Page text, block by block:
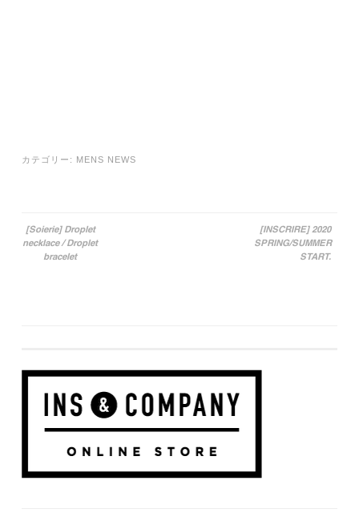
カテゴリー: MENS NEWS
投稿ナビゲーション
[Soierie] Droplet
necklace / Droplet
bracelet
[INSCRIRE] 2020
SPRING/SUMMER
START.